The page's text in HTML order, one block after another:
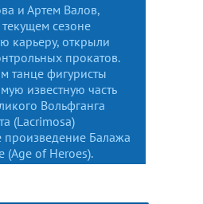
и Артем Валов,
сезоне
карьеру, открыли
прокатов.
танце фигуристы
известную часть
Вольфганга
(Lacrimosa)
произведение Балажа
(Age of Heroes).